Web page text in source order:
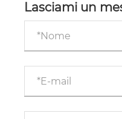
capacità di
Lasciami un